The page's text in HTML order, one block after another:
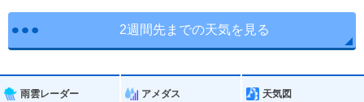
2週間先までの天気を見る
雨雲レーダー アメダス 天気図